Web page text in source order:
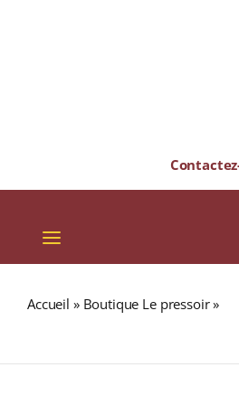
Toggle
Navigation
SPIRITUEUX
Accueil » Boutique Le pressoir»